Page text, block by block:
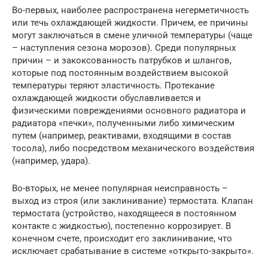
Во-первых, наиболее распространена негерметичность
или течь охлаждающей жидкости. Причем, ее причины
могут заключаться в смене уличной температуры (чаще
– наступления сезона морозов). Среди популярных
причин – и закоксованность патрубков и шлангов,
которые под постоянным воздействием высокой
температуры теряют эластичность. Протекание
охлаждающей жидкости обуславливается и
физическими повреждениями основного радиатора и
радиатора «печки», полученными либо химическим
путем (например, реактивами, входящими в состав
тосола), либо посредством механического воздействия
(например, удара).
Во-вторых, не менее популярная неисправность –
выход из строя (или заклинивание) термостата. Клапан
термостата (устройство, находящееся в постоянном
контакте с жидкостью), постепенно коррозирует. В
конечном счете, происходит его заклинивание, что
исключает срабатывание в системе «открыто-закрыто».